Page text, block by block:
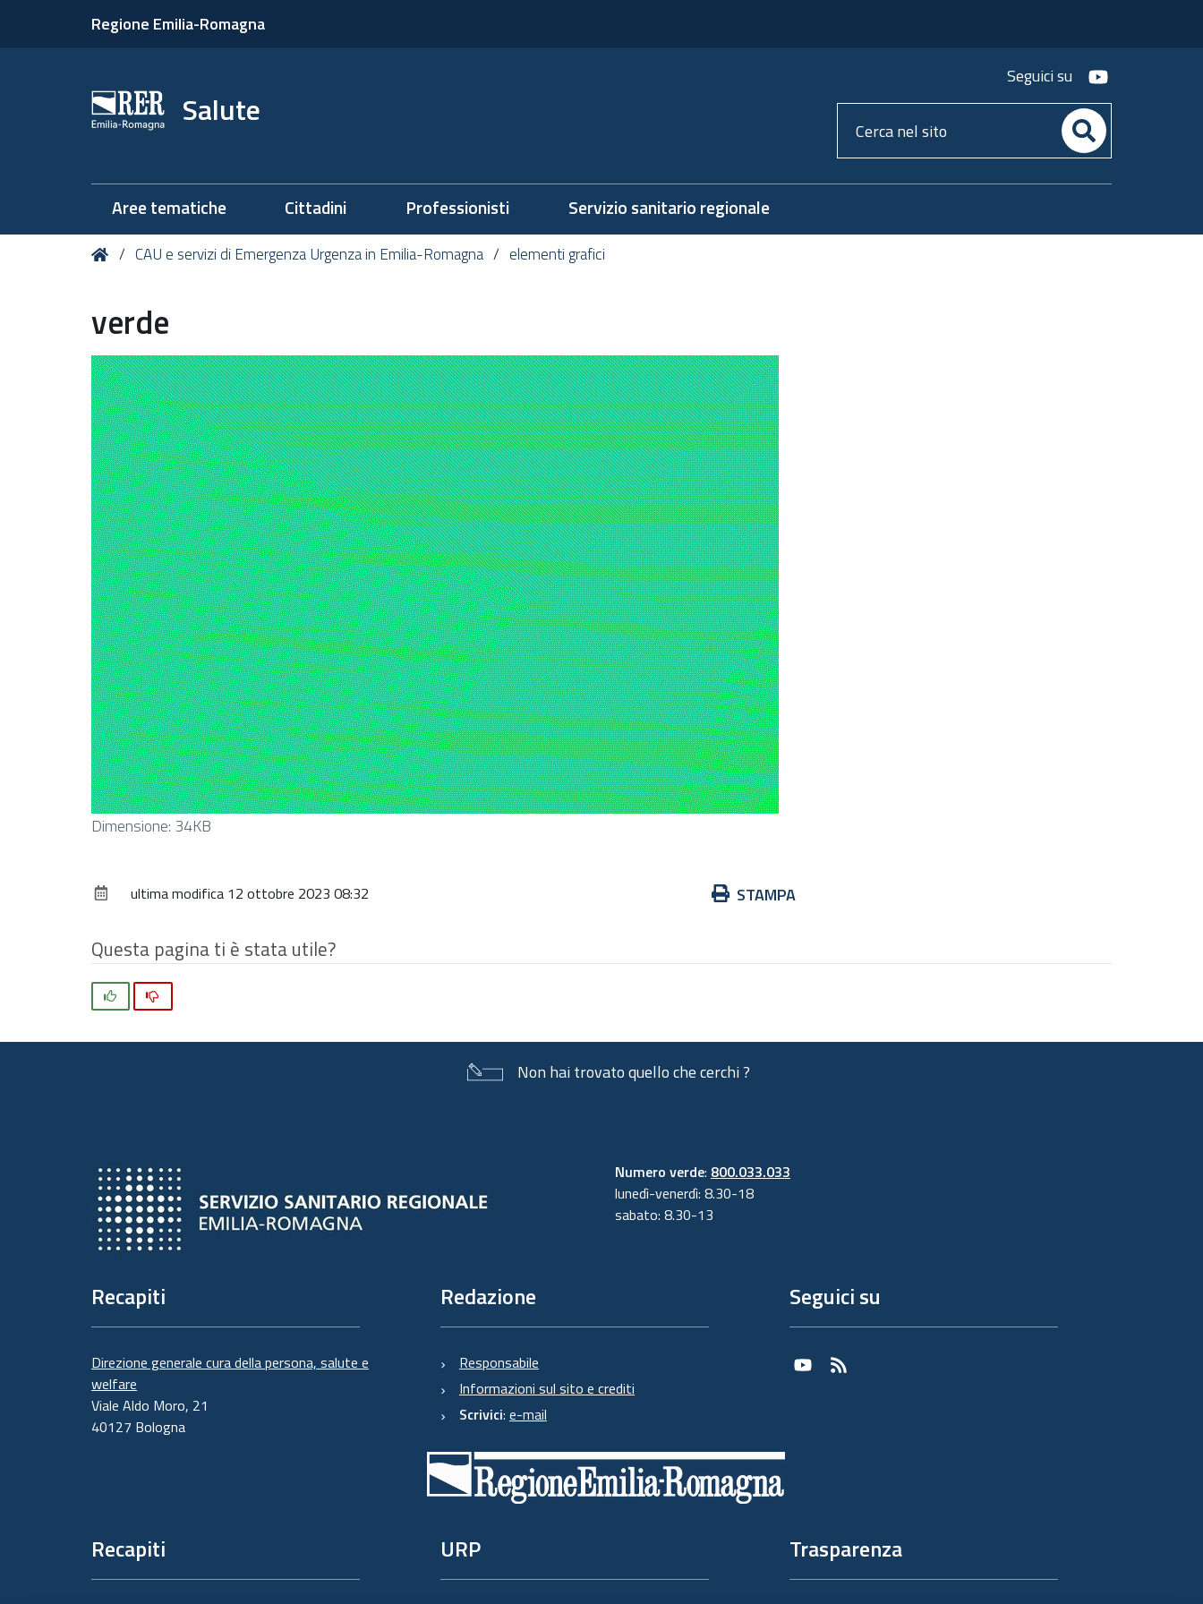
Regione Emilia-Romagna
Salute
Seguici su youtube
Cerca
nel
Aree tematiche Cittadini Professionisti Servizio sanitario regionale
Tu HomeCAU e servizi di Emergenza Urgenza in Emilia-Romagna elementi grafici
verde
Clicca
l'immagine
dimensioni
originali…
Dimensione: 34KB
Azioni STAMPA
ultima modifica 12 ottobre 2023 08:32
Questa pagina ti è stata utile?
Non hai trovato quello che cerchi ?
Numero verde: 800.033.033
lunedì-venerdì: 8.30-18
sabato: 8.30-13
Recapiti
Direzione generale cura della persona, salute e
welfare
Viale Aldo Moro, 21
40127 Bologna
Redazione
Responsabile
Informazioni sul sito e crediti
Scrivici: e-mail
Seguici su
Youtube
RSS
Recapiti URP Trasparenza